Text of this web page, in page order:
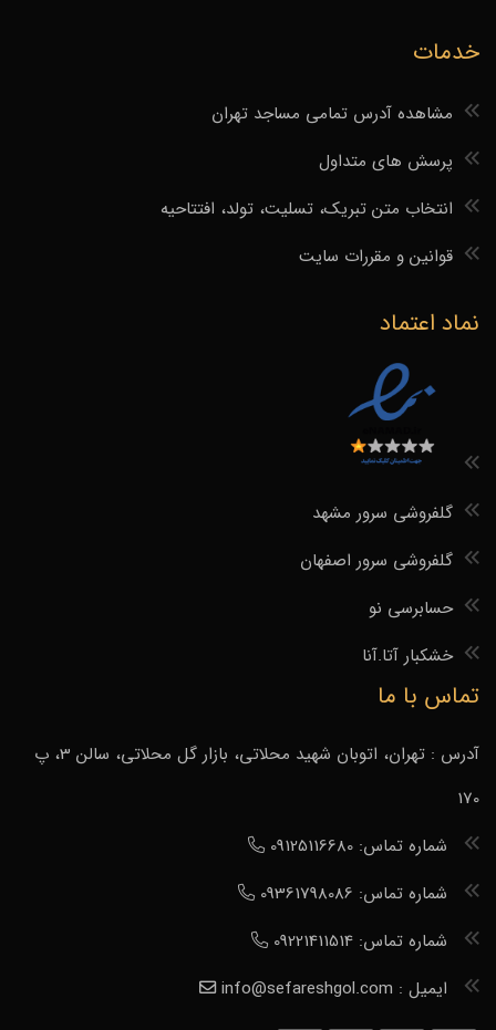
خدمات
مشاهده آدرس تمامی مساجد تهران
پرسش های متداول
انتخاب متن تبریک، تسلیت، تولد، افتتاحیه
قوانین و مقررات سایت
نماد اعتماد
گلفروشی سرور مشهد
گلفروشی سرور اصفهان
حسابرسی نو
خشکبار آتا.آنا
تماس با ما
آدرس : تهران، اتوبان شهید محلاتی، بازار گل محلاتی، سالن 3، پ
170
شماره تماس: 09125116680
شماره تماس: 09361798086
شماره تماس: 09221411514
ایمیل : info@sefareshgol.com